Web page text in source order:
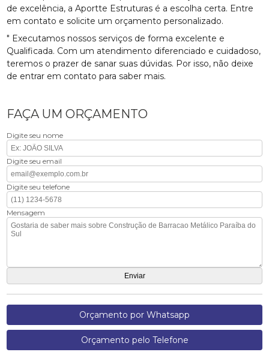
de excelência, a Aportte Estruturas é a escolha certa. Entre
em contato e solicite um orçamento personalizado.
" Executamos nossos serviços de forma excelente e
Qualificada. Com um atendimento diferenciado e cuidadoso,
teremos o prazer de sanar suas dúvidas. Por isso, não deixe
de entrar em contato para saber mais.
FAÇA UM ORÇAMENTO
Digite seu nome
Digite seu email
Digite seu telefone
Mensagem
Orçamento por Whatsapp
Orçamento pelo Telefone